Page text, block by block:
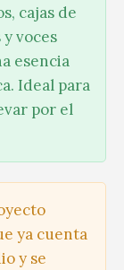
cajas de
voces
esencia
Ideal para
por el
ya cuenta
y se